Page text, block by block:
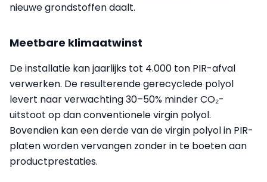
nieuwe grondstoffen daalt.
Meetbare klimaatwinst
De installatie kan jaarlijks tot 4.000 ton PIR-afval
verwerken. De resulterende gerecyclede polyol
levert naar verwachting 30–50% minder CO₂-
uitstoot op dan conventionele virgin polyol.
Bovendien kan een derde van de virgin polyol in PIR-
platen worden vervangen zonder in te boeten aan
productprestaties.